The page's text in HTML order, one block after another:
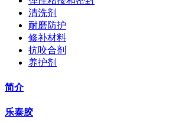
清洗剂
耐磨防护
修补材料
抗咬合剂
养护剂
简介
乐泰胶